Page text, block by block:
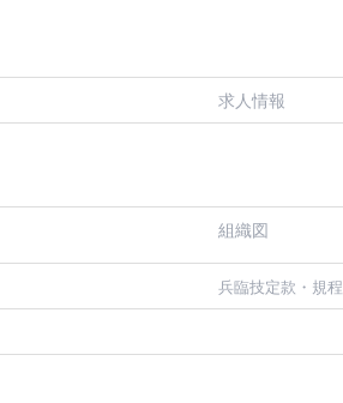
求人情報
組織図
兵臨技定款・規程